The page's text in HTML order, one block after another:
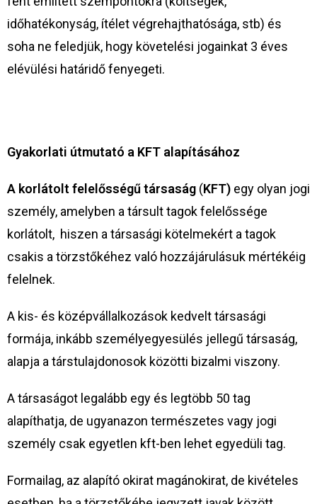
időhatékonyság, ítélet végrehajthatósága, stb) és
soha ne feledjük, hogy követelési jogainkat 3 éves
elévülési határidő fenyegeti.
Gyakorlati útmutató a KFT alapításához
A korlátolt felelősségű társaság (KFT) egy olyan jogi
személy, amelyben a társult tagok felelőssége
korlátolt, hiszen a társasági kötelmekért a tagok
csakis a törzstőkéhez való hozzájárulásuk mértékéig
felelnek.
A kis- és középvállalkozások kedvelt társasági
formája, inkább személyegyesülés jellegű társaság,
alapja a társtulajdonosok közötti bizalmi viszony.
A társaságot legalább egy és legtöbb 50 tag
alapíthatja, de ugyanazon természetes vagy jogi
személy csak egyetlen kft-ben lehet egyedüli tag.
Formailag, az alapító okirat magánokirat, de kivételes